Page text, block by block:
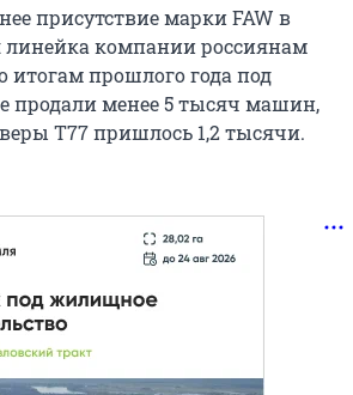
присутствие марки FAW в
линейка компании россиянам
итогам прошлого года под
продали менее 5 тысяч машин,
T77 пришлось 1,2 тысячи.